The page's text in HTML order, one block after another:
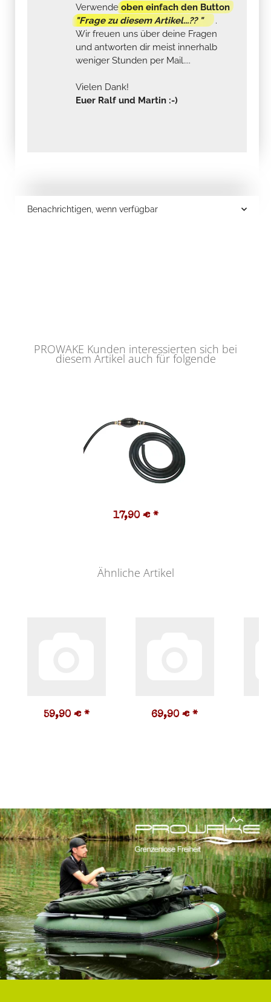
Verwendeoben einfach den Button
"Frage zu diesem Artikel...?? "
.
Wir freuen uns über deine Fragen
und antworten dir meist innerhalb
weniger Stunden per Mail....
Vielen Dank!
Euer Ralf und Martin :-)
Benachrichtigen, wenn verfügbar
PROWAKE Kunden interessierten sich bei
diesem Artikel auch für folgende
17,90 € *
Ähnliche Artikel
59,90 € * 69,90 € *